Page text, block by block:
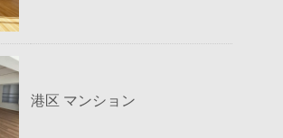
港区 マンション